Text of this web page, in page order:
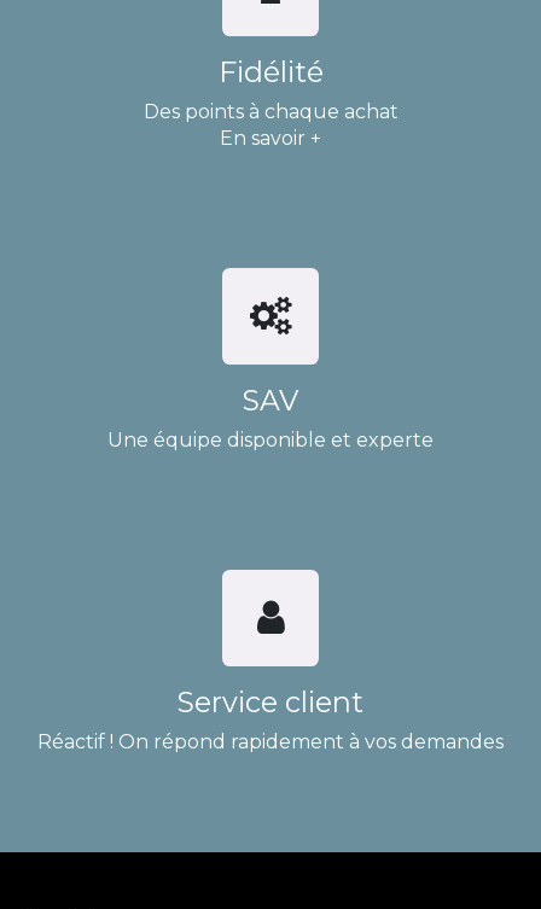
Fidélité
Des points à chaque achat
En savoir +
SAV
Une équipe disponible et experte
Service client
Réactif ! On répond rapidement à vos demandes